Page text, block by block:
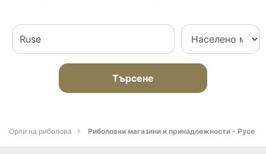
Търсене
Орли на риболова Риболовни магазини и принадлежности - Русе